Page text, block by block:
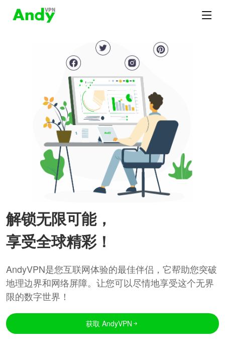
解锁无限可能，
享受全球精彩！
AndyVPN是您互联网体验的最佳伴侣，它帮助您突破
地理边界和网络屏障。让您可以尽情地享受这个无界
限的数字世界！
获取 AndyVPN